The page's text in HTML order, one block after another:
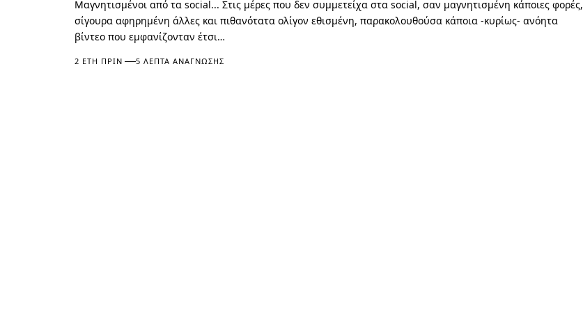
Μαγνητισμένοι από τα social... Στις μέρες που δεν συμμετείχα στα social, σαν μαγνητισμένη κάποιες φορές,
σίγουρα αφηρημένη άλλες και πιθανότατα ολίγον εθισμένη, παρακολουθούσα κάποια -κυρίως- ανόητα
βίντεο που εμφανίζονταν έτσι…
2 ΈΤΗ ΠΡΙΝ 5 ΛΕΠΤΆ ΑΝΆΓΝΩΣΗΣ